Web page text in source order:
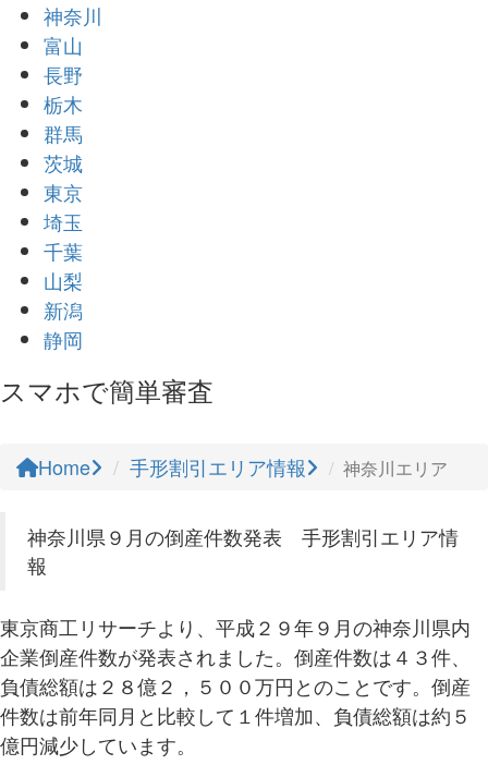
神奈川
富山
長野
栃木
群馬
茨城
東京
埼玉
千葉
山梨
新潟
静岡
スマホで簡単審査
Home 手形割引エリア情報 神奈川エリア
神奈川県９月の倒産件数発表 手形割引エリア情
報
東京商工リサーチより、平成２９年９月の神奈川県内
企業倒産件数が発表されました。倒産件数は４３件、
負債総額は２８億２，５００万円とのことです。倒産
件数は前年同月と比較して１件増加、負債総額は約５
億円減少しています。